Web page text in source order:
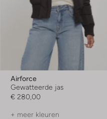
Airforce
Gewatteerde jas
€ 280,00
+ meer kleuren